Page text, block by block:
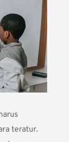
teratur.